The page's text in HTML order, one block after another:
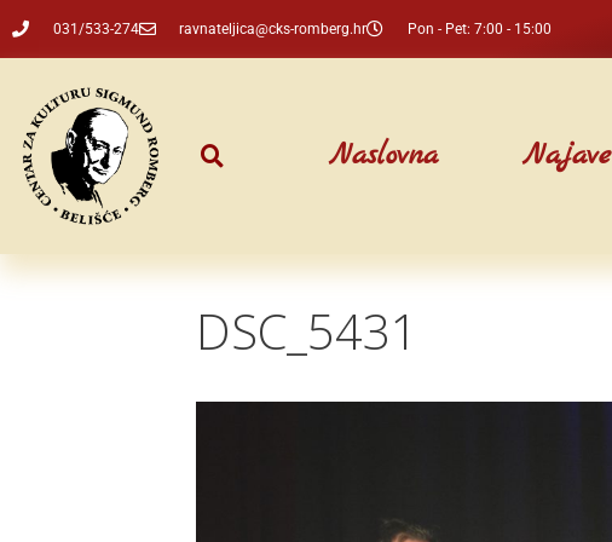
031/533-274 ravnateljica@cks-romberg.hr Pon - Pet: 7:00 - 15:00
Naslovna Najave
DSC_5431